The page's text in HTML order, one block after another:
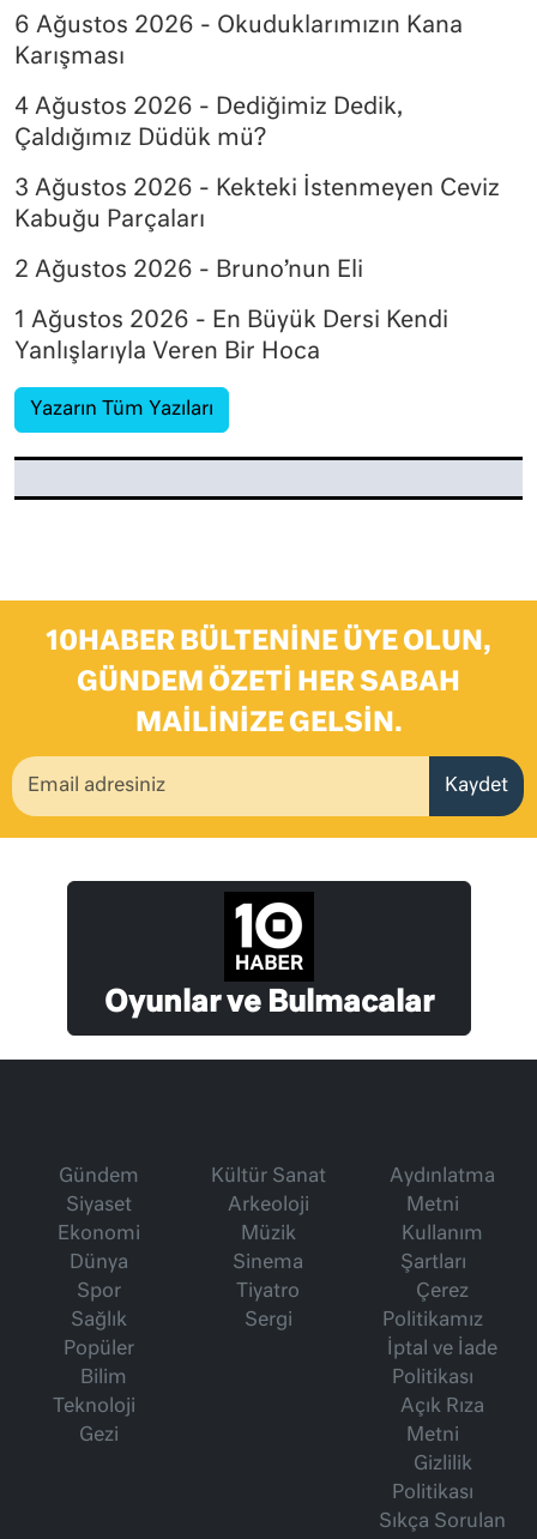
6 Ağustos 2026 - Okuduklarımızın Kana
Karışması
4 Ağustos 2026 - Dediğimiz Dedik,
Çaldığımız Düdük mü?
3 Ağustos 2026 - Kekteki İstenmeyen Ceviz
Kabuğu Parçaları
2 Ağustos 2026 - Bruno’nun Eli
1 Ağustos 2026 - En Büyük Dersi Kendi
Yanlışlarıyla Veren Bir Hoca
Yazarın Tüm Yazıları
10HABER BÜLTENINE ÜYE OLUN,
GÜNDEM ÖZETI HER SABAH
MAILINIZE GELSIN.
Kaydet
Oyunlar ve Bulmacalar
Gündem
Siyaset
Ekonomi
Dünya
Spor
Sağlık
Popüler
Bilim
Teknoloji
Gezi
Kültür Sanat
Arkeoloji
Müzik
Sinema
Tiyatro
Sergi
Aydınlatma
Metni
Kullanım
Şartları
Çerez
Politikamız
İptal ve İade
Politikası
Açık Rıza
Metni
Gizlilik
Politikası
Sıkça Sorulan